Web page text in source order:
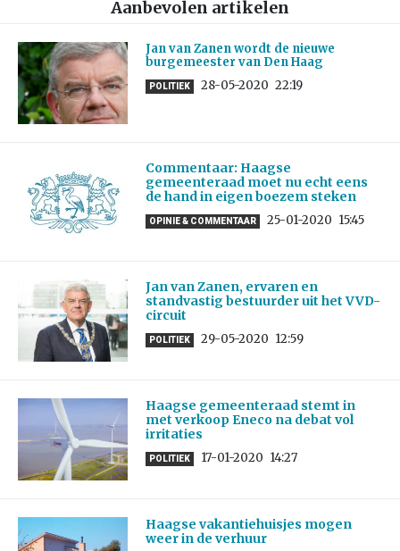
Aanbevolen artikelen
Jan van Zanen wordt de nieuwe
burgemeester van Den Haag
POLITIEK 28-05-2020 22:19
Commentaar: Haagse
gemeenteraad moet nu echt eens
de hand in eigen boezem steken
OPINIE & COMMENTAAR 25-01-2020 15:45
Jan van Zanen, ervaren en
standvastig bestuurder uit het VVD-
circuit
POLITIEK 29-05-2020 12:59
Haagse gemeenteraad stemt in
met verkoop Eneco na debat vol
irritaties
POLITIEK 17-01-2020 14:27
Haagse vakantiehuisjes mogen
weer in de verhuur